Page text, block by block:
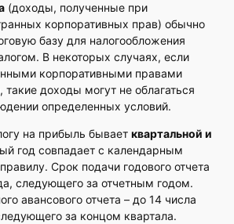
(доходы, полученные при
корпоративных прав) обычно
базу для налогообложения
В некоторых случаях, если
корпоративными правами
доходы могут не облагаться
определенных условий.
на прибыль бывает квартальной и
год совпадает с календарным
Срок подачи годового отчета
следующего за отчетным годом.
авансового отчета – до 14 числа
за концом квартала.